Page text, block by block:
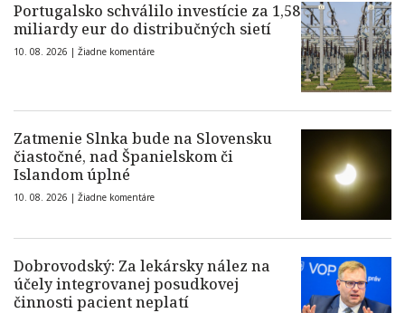
Portugalsko schválilo investície za 1,58
miliardy eur do distribučných sietí
10. 08. 2026 | Žiadne komentáre
Zatmenie Slnka bude na Slovensku
čiastočné, nad Španielskom či
Islandom úplné
10. 08. 2026 | Žiadne komentáre
Dobrovodský: Za lekársky nález na
účely integrovanej posudkovej
činnosti pacient neplatí